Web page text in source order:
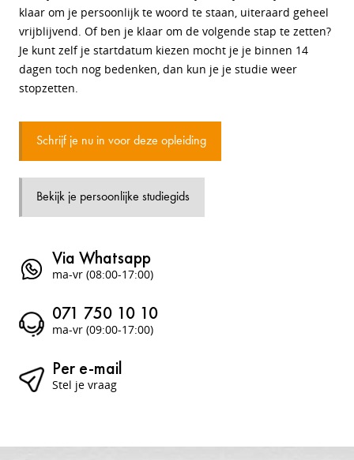
klaar om je persoonlijk te woord te staan, uiteraard geheel
vrijblijvend. Of ben je klaar om de volgende stap te zetten?
Je kunt zelf je startdatum kiezen mocht je je binnen 14
dagen toch nog bedenken, dan kun je je studie weer
stopzetten.
Schrijf je nu in voor deze opleiding
Bekijk je persoonlijke studiegids
Via Whatsapp
ma-vr (08:00-17:00)
071 750 10 10
ma-vr (09:00-17:00)
Per e-mail
Stel je vraag